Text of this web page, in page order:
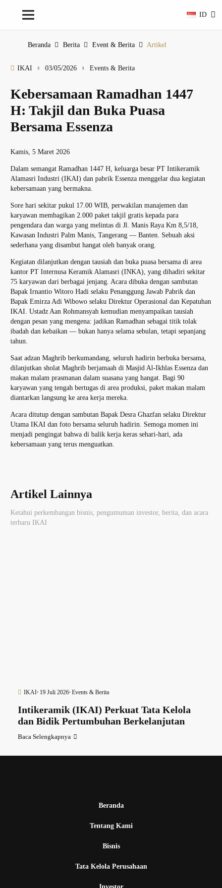
ID
Beranda Berita Event & Berita Artikel
IKAI 03/05/2026 Events & Berita
Kebersamaan Ramadhan 1447
H: Takjil dan Buka Puasa
Bersama Essenza
Kamis, 5 Maret 2026
Dalam semangat Ramadhan 1447 H, keluarga besar PT Intikeramik
Alamasri Industri (IKAI) dan pabrik Essenza menggelar dua kegiatan
kebersamaan yang bermakna.
Sore hari sekitar pukul 17.00 WIB, perwakilan manajemen dan
karyawan membagikan 2.000 paket takjil gratis kepada para
pengendara dan warga yang melintas di Jl. Manis Raya Km 8,5/18,
Kawasan Industri Palm Manis, Tangerang — Banten. Sebuah aksi
sederhana yang disambut hangat oleh banyak orang.
Kegiatan dilanjutkan dengan tausiah dan buka puasa bersama di area
kantor PT Internusa Keramik Alamasri (INKA), yang dihadiri sekitar
75 karyawan dari berbagai jenjang. Acara dibuka dengan sambutan
Bapak Irnantio Witoro Hadi selaku Penanggung Jawab Pabrik dan
Bapak Emirza Adi Wibowo selaku Direktur Operasional dan Kepatuhan
IKAI. Ustadz Aan Rohmansyah kemudian menyampaikan tausiah
dengan pesan yang mengena: jadikan Ramadhan sebagai titik tolak
ibadah dan kebaikan — bukan hanya selama sebulan, tetapi sepanjang
tahun.
Saat adzan Maghrib berkumandang, seluruh hadirin berbuka bersama,
dilanjutkan sholat Maghrib berjamaah di Masjid Al-Ikhlas Essenza dan
makan malam prasmanan dalam suasana yang hangat. Bagi 90
karyawan yang tengah bertugas di area produksi, paket makan malam
diantarkan langsung ke area kerja mereka.
Acara ditutup dengan sambutan Bapak Desra Ghazfan selaku Direktur
Utama IKAI dan foto bersama seluruh hadirin. Semoga momen ini
menjadi pengingat bahwa di balik kerja keras sehari-hari, ada
kebersamaan yang terus menguatkan.
Artikel Lainnya
Ketahui perkembangan bisnis, pengumuman investor, berita, dan acara
terbaru IKAI
IKAI 19 Juli 2026 Events & Berita
Intikeramik (IKAI) Perkuat Tata Kelola
dan Bidik Pertumbuhan Berkelanjutan
Baca Selengkapnya
Beranda
Tentang Kami
Bisnis
Tata Kelola Perusahaan